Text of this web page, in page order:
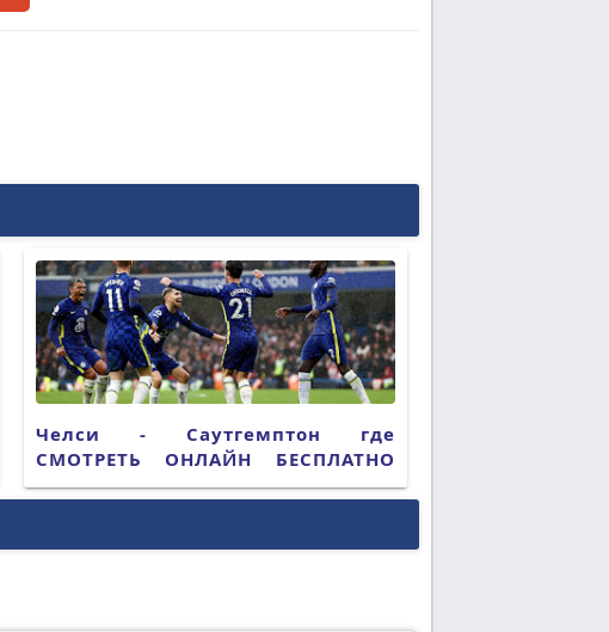
Челси - Саутгемптон где
СМОТРЕТЬ ОНЛАЙН БЕСПЛАТНО
2025 (ПРЯМАЯ ТРАНСЛЯЦИЯ)